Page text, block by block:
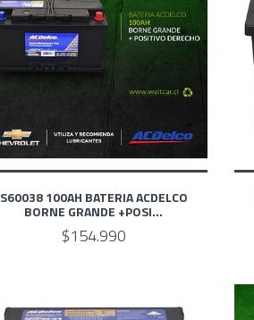
S60038 100AH BATERIA ACDELCO
BORNE GRANDE +POSI...
$154.990